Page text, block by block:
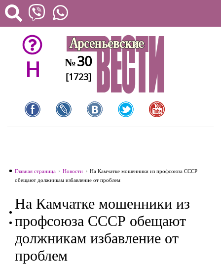
H №30
[1723]
Главная страница Новости
На Камчатке мошенники из профсоюза СССР
обещают должникам избавление от проблем
На Камчатке мошенники из
профсоюза СССР обещают
должникам избавление от
проблем